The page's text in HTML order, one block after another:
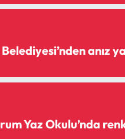
anız
Yaz Okulu’nda